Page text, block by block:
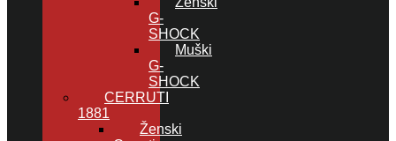
G-
SHOCK
Muški
G-
SHOCK
CERRUTI
1881
Ženski